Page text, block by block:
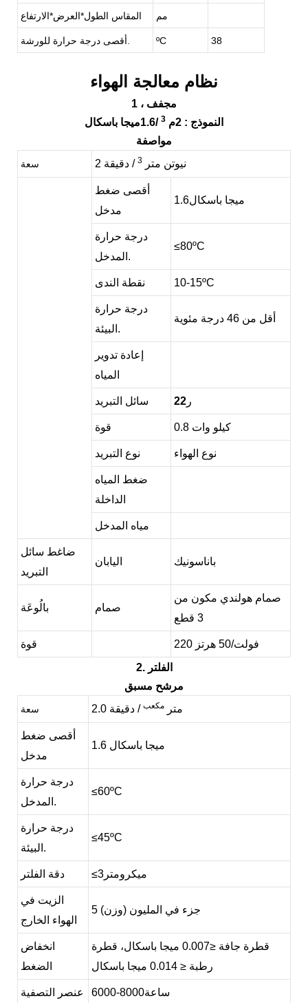
المقاس الطول*العرض*الارتفاع مم
ºC 38
نظام معالجة الهواء
1
، مجفف
النموذج : 2م 3 /1.6ميجا باسكال
مواصفة
سعة 2 نيوتن متر 3 / دقيقة
أقصى ضغط
مدخل
1.6ميجا باسكال
درجة حرارة
المدخل.
≤80ºC
نقطة الندى 10-15ºC
درجة حرارة
البيئة.
أقل من 46 درجة مئوية
إعادة تدوير
المياه
سائل التبريد ر 22
قوة 0.8 كيلو وات
نوع التبريد نوع الهواء
ضغط المياه
الداخلة
مياه المدخل
ضاغط سائل
التبريد
اليابان باناسونيك
بالُوعَة صمام
صمام هولندي مكون من
3 قطع
قوة 22
0 فولت/50 هرتز
2. الفلتر
مرشح مسبق
سعة 2.0 متر مكعب / دقيقة
أقصى ضغط
مدخل
1.6 ميجا باسكال
درجة حرارة
المدخل.
≤60ºC
درجة حرارة
البيئة.
≤45ºC
دقة الفلتر ≤3 ميكرومتر
الزيت في
الهواء الخارج
5 جزء في المليون (وزن)
انخفاض
الضغط
قطرة جافة ≤0.007 ميجا باسكال،
قطرة
رطبة ≤ 0.014 ميجا باسكال
عنصر التصفية 6000-8000ساعة